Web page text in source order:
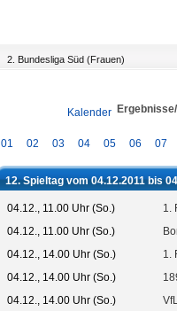
2. Bundesliga Süd (Frauen)
Kalender
01 02 03 04 05 06 07
12. Spieltag vom 04.12.2011 bis
04.12., 11.00 Uhr (So.)
1.
04.12., 11.00 Uhr (So.)
04.12., 14.00 Uhr (So.)
1.
04.12., 14.00 Uhr (So.)
04.12., 14.00 Uhr (So.)